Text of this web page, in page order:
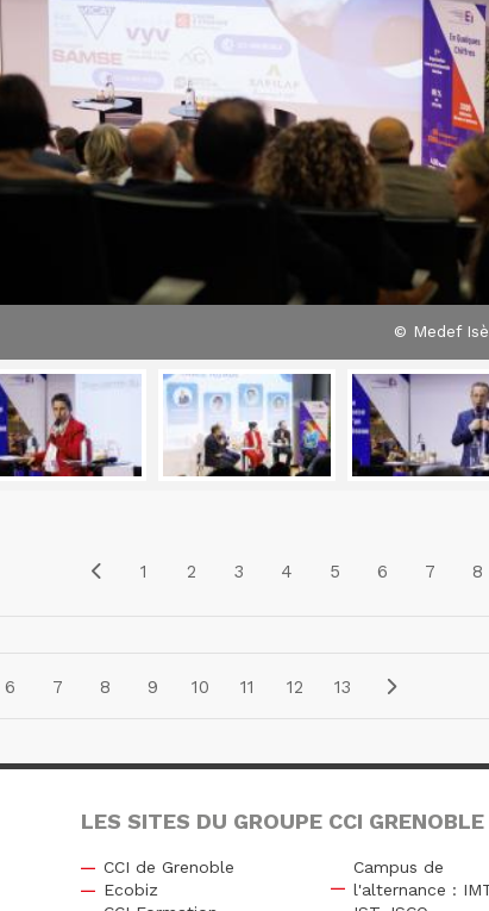
© Medef
1 2 3 4 5 6 7 8
6 7 8 9 10 11 12 13
LES SITES DU GROUPE CCI GRENOBLE
CCI de Grenoble
Ecobiz
Campus de
l'alternance :